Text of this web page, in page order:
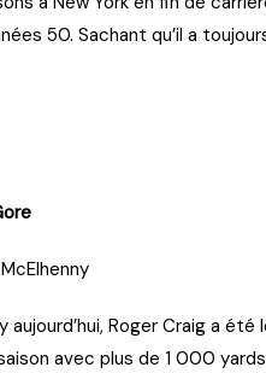
50. Sachant qu’il a
Roger Craig a été
avec plus de 1 000